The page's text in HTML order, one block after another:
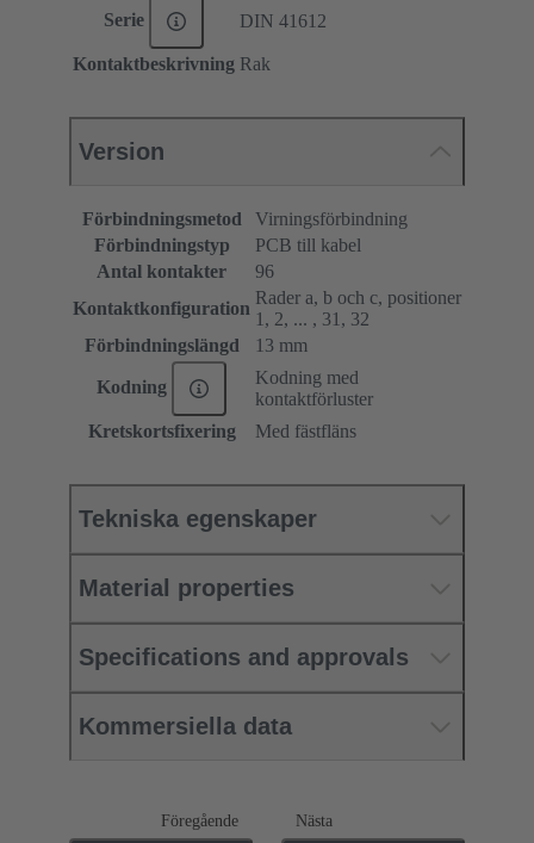
Serie DIN 41612
Kontaktbeskrivning Rak
Version
Förbindningsmetod
Virningsförbindning
Förbindningstyp
PCB till kabel
Antal kontakter
96
Kontaktkonfiguration
Rader a, b och c, positioner
1, 2, ... , 31, 32
Förbindningslängd
13 mm
Kodning
Kodning med
kontaktförluster
Kretskortsfixering
Med fästfläns
Tekniska egenskaper
Material properties
Specifications and approvals
Kommersiella data
Föregående Nästa